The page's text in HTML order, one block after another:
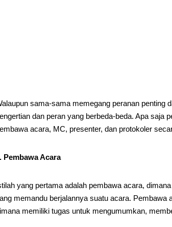
sama-sama memegang peranan penting
dan peran yang berbeda-beda. Apa saja
acara, MC, presenter, dan protokoler
Pembawa Acara
yang pertama adalah pembawa acara,
memandu berjalannya suatu acara. Pembawa
memiliki tugas untuk mengumumkan,